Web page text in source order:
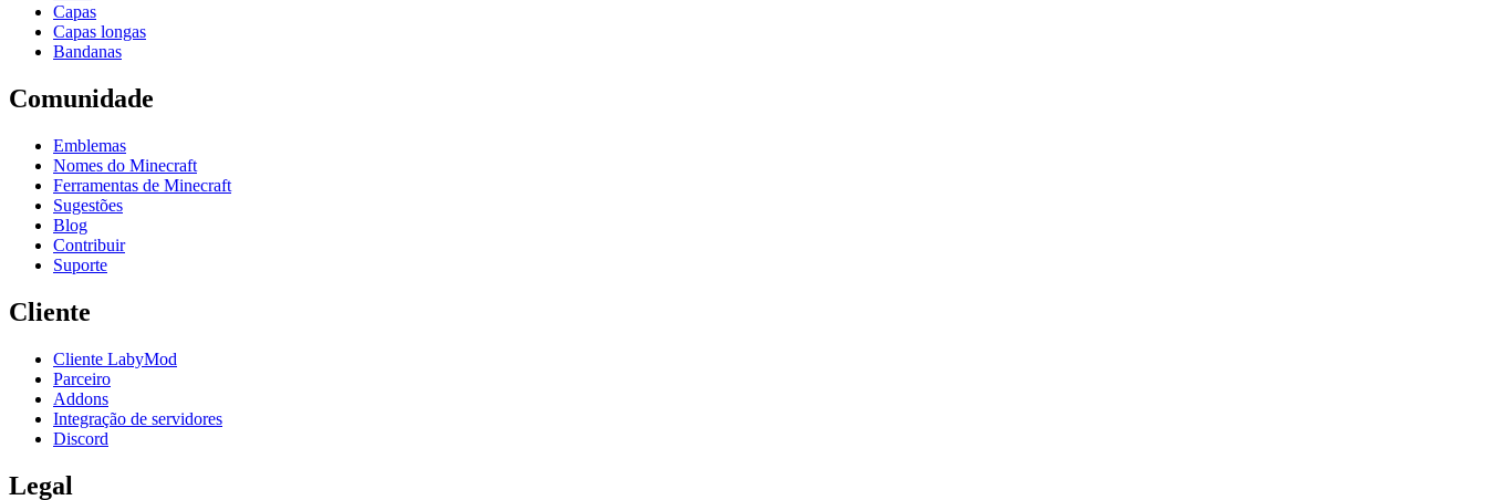
Capas
Capas longas
Bandanas
Comunidade
Emblemas
Nomes do Minecraft
Ferramentas de Minecraft
Sugestões
Blog
Contribuir
Suporte
Cliente
Cliente LabyMod
Parceiro
Addons
Integração de servidores
Discord
Legal